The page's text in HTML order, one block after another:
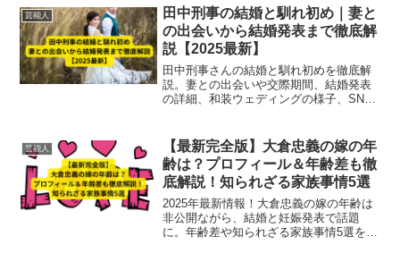
酒について、「味わいの特徴」と「プロ
デュースした想い」などを解説します。
芸能人
田中刑事の結婚と馴れ初め｜妻と
の出会いから結婚発表まで徹底解
説【2025最新】
田中刑事さんの結婚と馴れ初めを徹底解
説。妻との出会いや交際期間、結婚発表
の詳細、和装ウェディングの様子、SNS
芸能人
【最新完全版】大倉忠義の嫁の年
齢は？プロフィール＆年齢差も徹
底解説！知られざる家族事情5選
2025年最新情報！大倉忠義の嫁の年齢は
非公開ながら、結婚と妊娠発表で話題
に。年齢差や知られざる家族事情5選を徹